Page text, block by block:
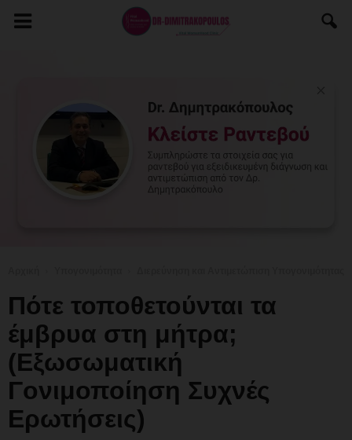
Πότε τοποθετούνται τα
έμβρυα στη μήτρα;
(Εξωσωματική
Γονιμοποίηση Συχνές
Ερωτήσεις)